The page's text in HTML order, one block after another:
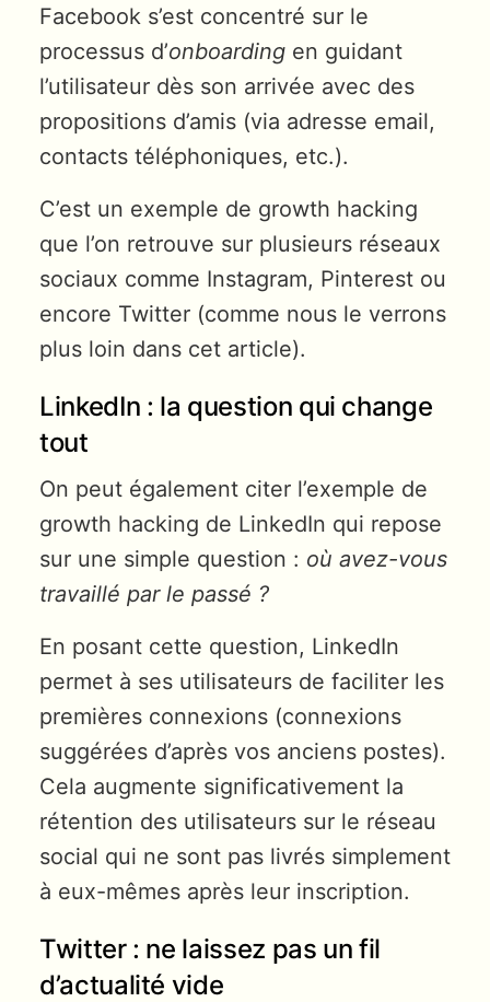
Facebook s’est concentré sur le
processus d’onboarding en guidant
l’utilisateur dès son arrivée avec des
propositions d’amis (via adresse email,
contacts téléphoniques, etc.).
C’est un exemple de growth hacking
que l’on retrouve sur plusieurs réseaux
sociaux comme Instagram, Pinterest ou
encore Twitter (comme nous le verrons
plus loin dans cet article).
LinkedIn : la question qui change
tout
On peut également citer l’exemple de
growth hacking de LinkedIn qui repose
sur une simple question : où avez-vous
travaillé par le passé ?
En posant cette question, LinkedIn
permet à ses utilisateurs de faciliter les
premières connexions (connexions
suggérées d’après vos anciens postes).
Cela augmente significativement la
rétention des utilisateurs sur le réseau
social qui ne sont pas livrés simplement
à eux-mêmes après leur inscription.
Twitter : ne laissez pas un fil
d’actualité vide